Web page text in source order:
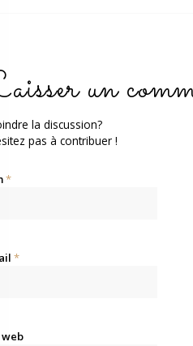
un
la discussion?
pas à contribuer !
*
*